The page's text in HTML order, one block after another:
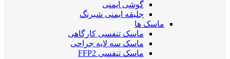
گوشی ایمنی
جلیقه ایمنی شبرنگ
ماسک ها
ماسک تنفسی کارگاهی
ماسک سه لایه جراحی
ماسک تنفسی FFP2